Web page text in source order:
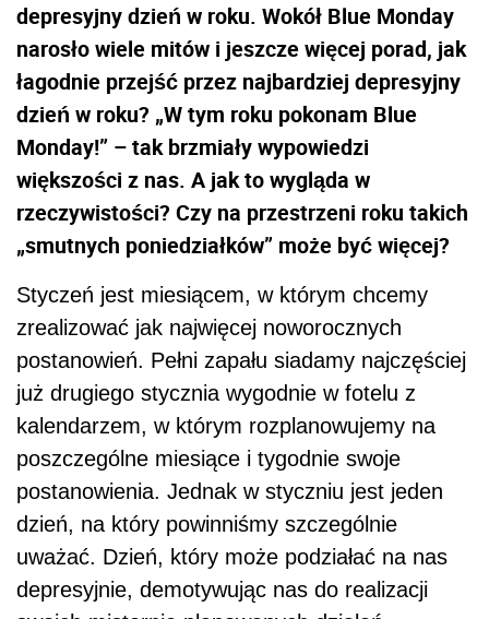
depresyjny dzień w roku. Wokół Blue Monday
narosło wiele mitów i jeszcze więcej porad, jak
łagodnie przejść przez najbardziej depresyjny
dzień w roku? „W tym roku pokonam Blue
Monday!” – tak brzmiały wypowiedzi
większości z nas. A jak to wygląda w
rzeczywistości? Czy na przestrzeni roku takich
„smutnych poniedziałków” może być więcej?
Styczeń jest miesiącem, w którym chcemy
zrealizować jak najwięcej noworocznych
postanowień. Pełni zapału siadamy najczęściej
już drugiego stycznia wygodnie w fotelu z
kalendarzem, w którym rozplanowujemy na
poszczególne miesiące i tygodnie swoje
postanowienia. Jednak w styczniu jest jeden
dzień, na który powinniśmy szczególnie
uważać. Dzień, który może podziałać na nas
depresyjnie, demotywując nas do realizacji